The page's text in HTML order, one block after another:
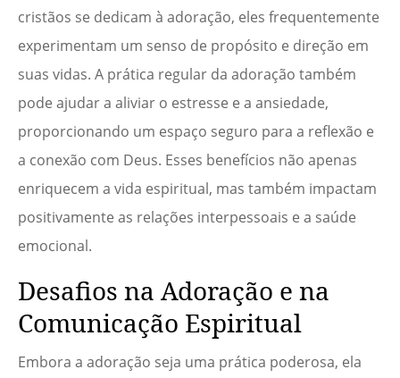
cristãos se dedicam à adoração, eles frequentemente
experimentam um senso de propósito e direção em
suas vidas. A prática regular da adoração também
pode ajudar a aliviar o estresse e a ansiedade,
proporcionando um espaço seguro para a reflexão e
a conexão com Deus. Esses benefícios não apenas
enriquecem a vida espiritual, mas também impactam
positivamente as relações interpessoais e a saúde
emocional.
Desafios na Adoração e na
Comunicação Espiritual
Embora a adoração seja uma prática poderosa, ela